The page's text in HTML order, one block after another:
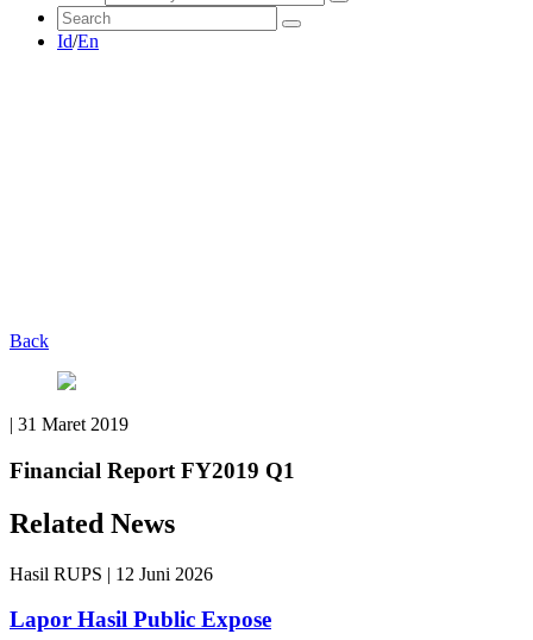
Id/En
Back
| 31 Maret 2019
Financial Report FY2019 Q1
Related News
Hasil RUPS | 12 Juni 2026
Lapor Hasil Public Expose